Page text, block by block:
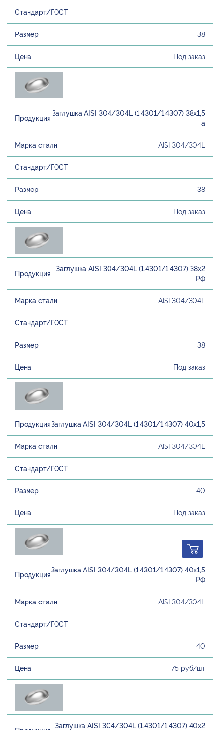
38
Под заказ
Заглушка AISI 304/304L (1.4301/1.4307) 38х1,5
а
AISI 304/304L
38
Под заказ
Заглушка AISI 304/304L (1.4301/1.4307) 38х2
РФ
AISI 304/304L
38
Под заказ
Заглушка AISI 304/304L (1.4301/1.4307) 40х1,5
AISI 304/304L
40
Под заказ
Заглушка AISI 304/304L (1.4301/1.4307) 40х1,5
РФ
AISI 304/304L
40
75 руб/шт
Заглушка AISI 304/304L (1.4301/1.4307) 40х2